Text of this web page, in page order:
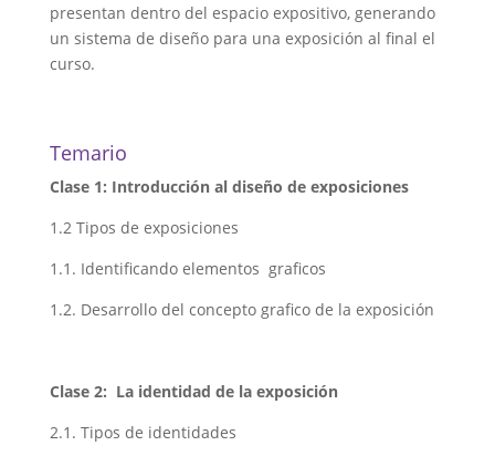
presentan dentro del espacio expositivo, generando
un sistema de diseño para una exposición al final el
curso.
Temario
Clase 1: Introducción al diseño de exposiciones
1.2 Tipos de exposiciones
1.1. Identificando elementos graficos
1.2. Desarrollo del concepto grafico de la exposición
Clase 2: La identidad de la exposición
2.1. Tipos de identidades